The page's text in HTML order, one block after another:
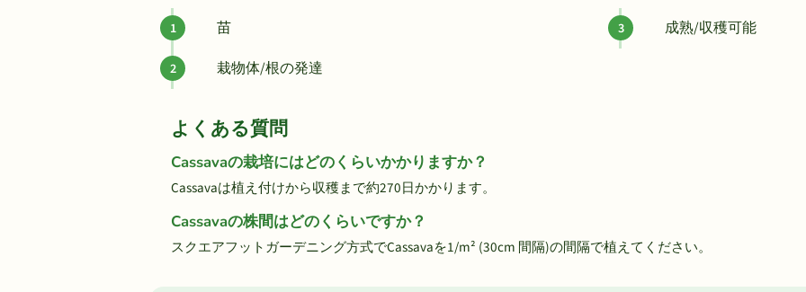
苗
栽物体/根の発達
成熟/収穫可能
よくある質問
Cassavaの栽培にはどのくらいかかりますか？
Cassavaは植え付けから収穫まで約270日かかります。
Cassavaの株間はどのくらいですか？
スクエアフットガーデニング方式でCassavaを1/m² (30cm 間隔)の間隔で植えてください。